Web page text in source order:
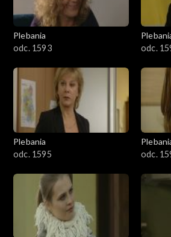
Plebania
odc. 1593
odc.
Plebania
odc. 1595
odc.